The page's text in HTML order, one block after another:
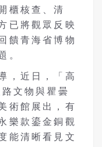
櫃核查、清
已將觀眾反映
饋青海省博物
。
，近日，「高
文物與瞿曇
術館展出，有
樂款鎏金銅觀
能清晰看見文